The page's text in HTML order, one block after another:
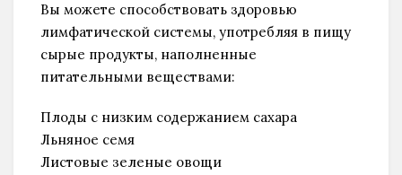
Вы можете способствовать здоровью
лимфатической системы, употребляя в пищу
сырые продукты, наполненные
питательными веществами:
Плоды с низким содержанием сахара
Льняное семя
Листовые зеленые овощи